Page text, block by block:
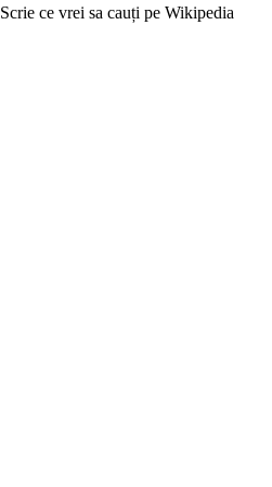
Scrie ce vrei sa cauți pe Wikipedia